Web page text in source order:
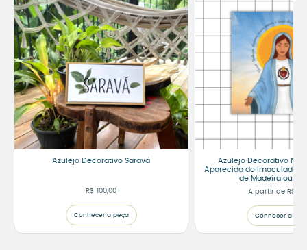
Azulejo Decorativo Saravá
R$ 100,00
Conhecer a peça
Azulejo Decorativo
Aparecida do Imaculado
de Madeira ou
A partir de R$
Conhecer a